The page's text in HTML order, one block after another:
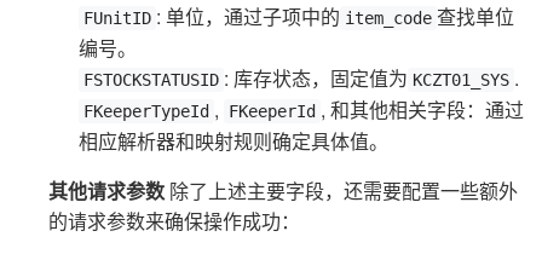
FUnitID : 单位，通过子项中的 item_code 查找单位
编号。
FSTOCKSTATUSID : 库存状态，固定值为 KCZT01_SYS .
FKeeperTypeId , FKeeperId , 和其他相关字段：通过
相应解析器和映射规则确定具体值。
其他请求参数 除了上述主要字段，还需要配置一些额外
的请求参数来确保操作成功：